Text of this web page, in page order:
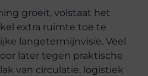
groeit, volstaat het
extra ruimte toe te
langetermijnvisie. Veel
later tegen praktische
van circulatie, logistiek